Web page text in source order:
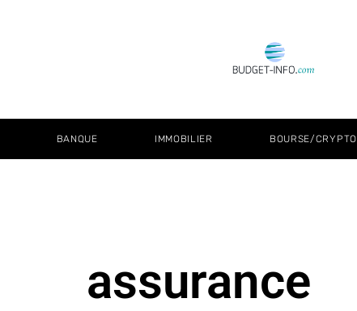
BANQUE IMMOBILIER BOURSE/CRYPTO
assurance